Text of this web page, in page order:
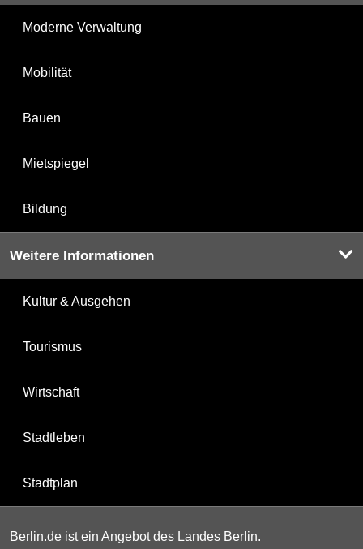
Moderne Verwaltung
Mobilität
Bauen
Mietspiegel
Bildung
Weitere Informationen
Kultur & Ausgehen
Tourismus
Wirtschaft
Stadtleben
Stadtplan
Berlin.de ist ein Angebot des Landes Berlin.